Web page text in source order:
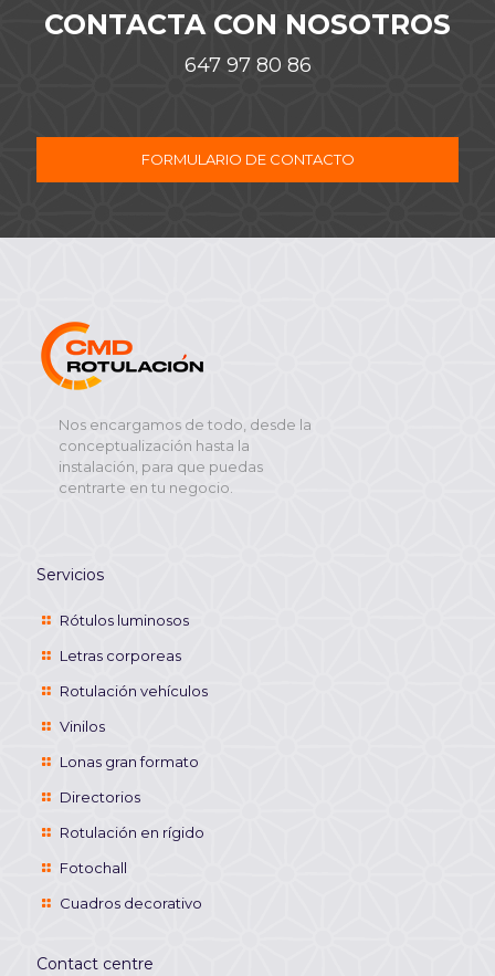
CONTACTA CON NOSOTROS
647 97 80 86
FORMULARIO DE CONTACTO
Nos encargamos de todo, desde la
conceptualización hasta la
instalación, para que puedas
centrarte en tu negocio.
Servicios
Rótulos luminosos
Letras corporeas
Rotulación vehículos
Vinilos
Lonas gran formato
Directorios
Rotulación en rígido
Fotochall
Cuadros decorativo
Contact centre